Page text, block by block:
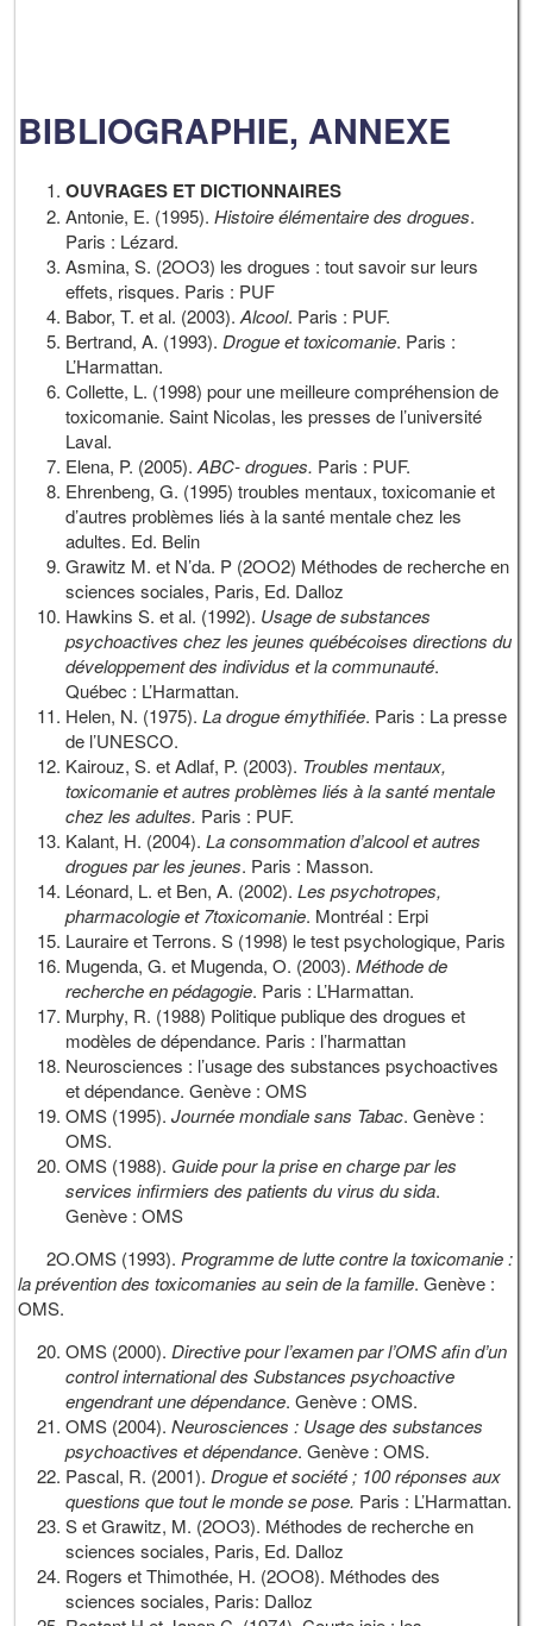
BIBLIOGRAPHIE, ANNEXE
OUVRAGES ET DICTIONNAIRES
Antonie, E. (1995).Histoire élémentaire des drogues.
Paris : Lézard.
Asmina, S. (2OO3) les drogues : tout savoir sur leurs
effets, risques. Paris : PUF
Babor, T. et al. (2003).Alcool. Paris : PUF.
Bertrand, A. (1993). Drogue et toxicomanie. Paris :
L’Harmattan.
Collette, L. (1998) pour une meilleure compréhension de
toxicomanie. Saint Nicolas, les presses de l’université
Laval.
Elena, P. (2005).ABC- drogues. Paris : PUF.
Ehrenbeng, G. (1995) troubles mentaux, toxicomanie et
d’autres problèmes liés à la santé mentale chez les
adultes. Ed. Belin
Grawitz M. et N’da. P (2OO2) Méthodes de recherche en
sciences sociales, Paris, Ed. Dalloz
Hawkins S. et al. (1992). Usage de substances
psychoactives chez les jeunes québécoises directions du
développement des individus et la communauté.
Québec : L’Harmattan.
Helen, N. (1975).La drogue émythifiée. Paris : La presse
de l’UNESCO.
Kairouz, S. et Adlaf, P. (2003). Troubles mentaux,
toxicomanie et autres problèmes liés à la santé mentale
chez les adultes. Paris : PUF.
Kalant, H. (2004).La consommation d’alcool et autres
drogues par les jeunes. Paris : Masson.
Léonard, L. et Ben, A. (2002).Les psychotropes,
pharmacologie et 7toxicomanie. Montréal : Erpi
Lauraire et Terrons. S (1998) le test psychologique, Paris
Mugenda, G. et Mugenda, O. (2003).Méthode de
recherche en pédagogie. Paris : L’Harmattan.
Murphy, R. (1988) Politique publique des drogues et
modèles de dépendance. Paris : l’harmattan
Neurosciences : l’usage des substances psychoactives
et dépendance. Genève : OMS
OMS (1995).Journée mondiale sans Tabac. Genève :
OMS.
OMS (1988). Guide pour la prise en charge par les
services infirmiers des patients du virus du sida.
Genève : OMS
2O.OMS (1993). Programme de lutte contre la toxicomanie :
la prévention des toxicomanies au sein de la famille. Genève :
OMS.
OMS (2000). Directive pour l’examen par l’OMS afin d’un
control international des Substances psychoactive
engendrant une dépendance. Genève : OMS.
OMS (2004).Neurosciences : Usage des substances
psychoactives et dépendance. Genève : OMS.
Pascal, R. (2001). Drogue et société ; 100 réponses aux
questions que tout le monde se pose. Paris : L’Harmattan.
S et Grawitz, M. (2OO3). Méthodes de recherche en
sciences sociales, Paris, Ed. Dalloz
Rogers et Thimothée, H. (2OO8). Méthodes des
sciences sociales, Paris: Dalloz